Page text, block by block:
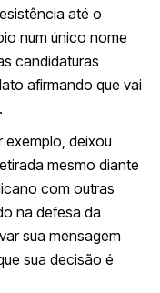
até o
num único nome
candidaturas
afirmando que vai
exemplo, deixou
mesmo diante
com outras
na defesa da
sua mensagem
sua decisão é